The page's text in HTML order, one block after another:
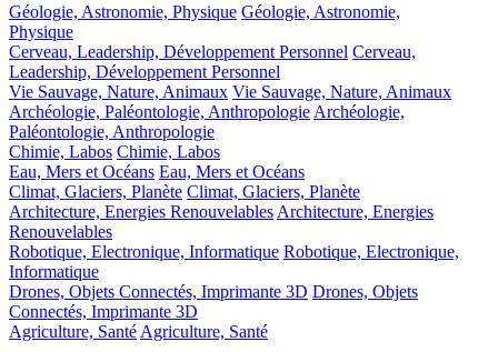
Géologie, Astronomie, Physique Géologie, Astronomie,
Physique
Cerveau, Leadership, Développement Personnel Cerveau,
Leadership, Développement Personnel
Vie Sauvage, Nature, Animaux Vie Sauvage, Nature, Animaux
Archéologie, Paléontologie, Anthropologie Archéologie,
Paléontologie, Anthropologie
Chimie, Labos Chimie, Labos
Eau, Mers et Océans Eau, Mers et Océans
Climat, Glaciers, Planète Climat, Glaciers, Planète
Architecture, Energies Renouvelables Architecture, Energies
Renouvelables
Robotique, Electronique, Informatique Robotique, Electronique,
Informatique
Drones, Objets Connectés, Imprimante 3D Drones, Objets
Connectés, Imprimante 3D
Agriculture, Santé Agriculture, Santé